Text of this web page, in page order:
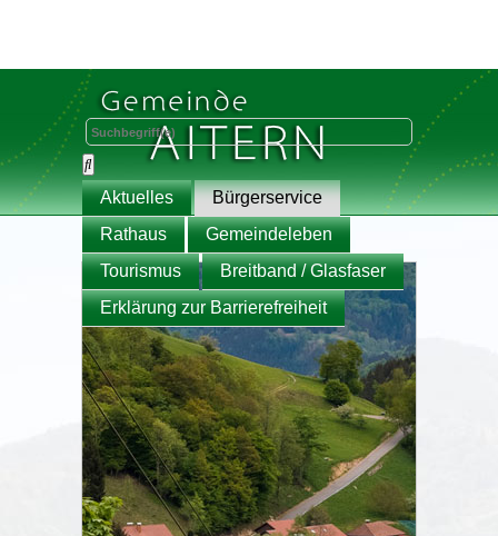
Aktuelles
Bürgerservice
Rathaus
Gemeindeleben
Tourismus
Breitband / Glasfaser
Erklärung zur Barrierefreiheit